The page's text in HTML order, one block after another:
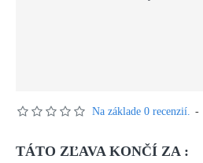
Na základe 0 recenzií. -
TÁTO ZĽAVA KONČÍ ZA :